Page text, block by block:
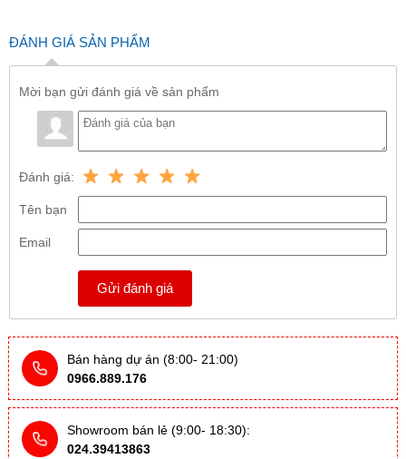
ĐÁNH GIÁ SẢN PHẨM
Mời bạn gửi đánh giá về sản phẩm
Đánh giá:
Tên bạn
Email
Gửi đánh giá
Bán hàng dự án (8:00- 21:00)
0966.889.176
Showroom bán lẻ (9:00- 18:30):
024.39413863